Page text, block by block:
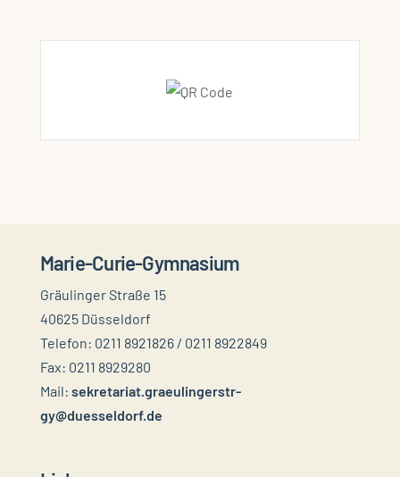
Marie-Curie-Gymnasium
Gräulinger Straße 15
40625 Düsseldorf
Telefon: 0211 8921826 / 0211 8922849
Fax: 0211 8929280
Mail: sekretariat.graeulingerstr-
gy@duesseldorf.de